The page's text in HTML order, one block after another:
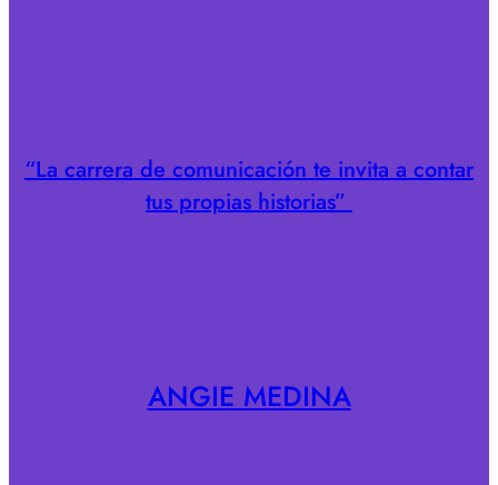
“La carrera de comunicación te invita a contar
tus propias historias”
ANGIE MEDINA